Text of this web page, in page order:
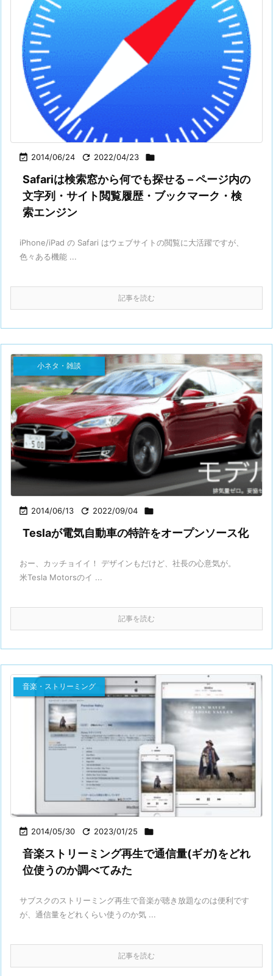
 2014/06/24  2022/04/23 
Safariは検索窓から何でも探せる – ページ内の
文字列・サイト閲覧履歴・ブックマーク・検
索エンジン
iPhone/iPad の Safari はウェブサイトの閲覧に大活躍ですが、
色々ある機能 ...
記事を読む
 2014/06/13  2022/09/04 
小ネタ・雑談
Teslaが電気自動車の特許をオープンソース化
おー、カッチョイイ！ デザインもだけど、社長の心意気が。
米Tesla Motorsのイ ...
記事を読む
 2014/05/30  2023/01/25 
音楽・ストリーミング
音楽ストリーミング再生で通信量(ギガ)をどれ
位使うのか調べてみた
サブスクのストリーミング再生で音楽が聴き放題なのは便利です
が、通信量をどれくらい使うのか気 ...
記事を読む